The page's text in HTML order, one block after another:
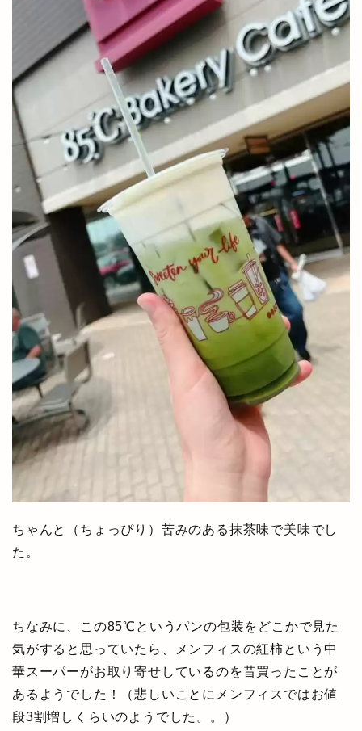
ちゃんと（ちょっぴり）苦みのある抹茶味で美味でし
た。
ちなみに、この85℃というパンの包装をどこかで見た
気がすると思っていたら、メンフィスの紅柿という中
華スーパーがお取り寄せしているのを昔買ったことが
あるようでした！（悲しいことにメンフィスではお値
段3割増しくらいのようでした。。）